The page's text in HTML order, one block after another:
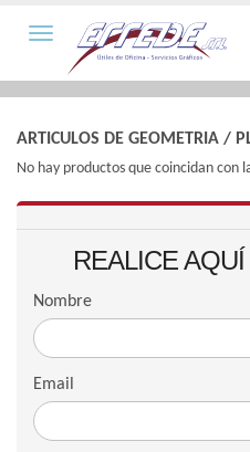
Toggle navigation
ARTICULOS DE GEOMETRIA /
No hay productos que coincidan con
REALICE
Nombre
Email